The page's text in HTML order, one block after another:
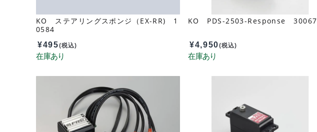
KO ステアリングスポンジ（EX-RR) 1
0584
¥495(税込)
KO PDS-2503-Response 30067
¥4,950(税込)